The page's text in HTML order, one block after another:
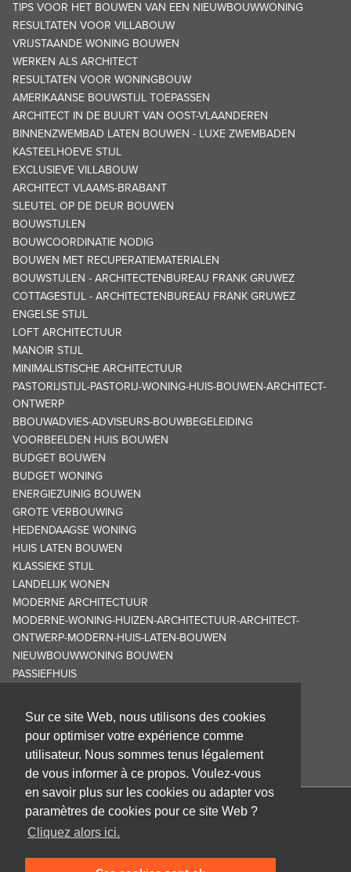
Sur ce site Web, nous utilisons des cookies
pour optimiser votre expérience comme
utilisateur. Nous sommes tenus légalement
de vous informer à ce propos. Voulez-vous
en savoir plus sur les cookies ou adapter vos
paramètres de cookies pour ce site Web ?
Cliquez alors ici.
TIPS VOOR HET BOUWEN VAN EEN NIEUWBOUWWONING
RESULTATEN VOOR VILLABOUW
VRIJSTAANDE WONING BOUWEN
WERKEN ALS ARCHITECT
RESULTATEN VOOR WONINGBOUW
AMERIKAANSE BOUWSTIJL TOEPASSEN
ARCHITECT IN DE BUURT VAN OOST-VLAANDEREN
BINNENZWEMBAD LATEN BOUWEN - LUXE ZWEMBADEN
KASTEELHOEVE STIJL
EXCLUSIEVE VILLABOUW
ARCHITECT VLAAMS-BRABANT
SLEUTEL OP DE DEUR BOUWEN
BOUWSTIJLEN
BOUWCOORDINATIE NODIG
BOUWEN MET RECUPERATIEMATERIALEN
BOUWSTIJLEN - ARCHITECTENBUREAU FRANK GRUWEZ
COTTAGESTIJL - ARCHITECTENBUREAU FRANK GRUWEZ
ENGELSE STIJL
LOFT ARCHITECTUUR
MANOIR STIJL
MINIMALISTISCHE ARCHITECTUUR
PASTORIJSTIJL-PASTORIJ-WONING-HUIS-BOUWEN-ARCHITECT-
ONTWERP
BBOUWADVIES-ADVISEURS-BOUWBEGELEIDING
VOORBEELDEN HUIS BOUWEN
BUDGET BOUWEN
BUDGET WONING
ENERGIEZUINIG BOUWEN
GROTE VERBOUWING
HEDENDAAGSE WONING
HUIS LATEN BOUWEN
KLASSIEKE STIJL
LANDELIJK WONEN
MODERNE ARCHITECTUUR
MODERNE-WONING-HUIZEN-ARCHITECTUUR-ARCHITECT-
ONTWERP-MODERN-HUIS-LATEN-BOUWEN
NIEUWBOUWWONING BOUWEN
PASSIEFHUIS
Cabinet d'architecture Frank GRUWEZ bvba
9700 Oudenaarde